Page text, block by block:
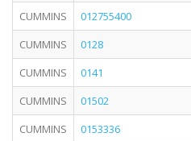
CUMMINS
012755400
CUMMINS
0128
CUMMINS
0141
CUMMINS
01502
CUMMINS
0153336